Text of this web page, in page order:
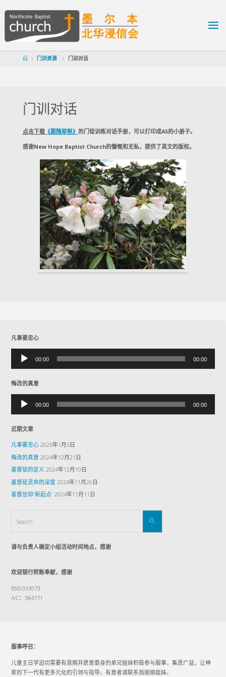
门训资源 门训对话
门训对话
点击下载《跟随耶稣》 的门徒训练对话手册，可以打印成A5的小册子。
感谢New Hope Baptist Church的慷慨和无私，提供了英文的版权。
凡事要忠心
放
00:00 00:00
悔改的真意
放
00:00 00:00
近期文章
凡事要忠心 2025年1月5日
悔改的真意 2024年12月21日
基督徒的定义 2024年12月10日
基督徒灵命的深度 2024年11月26日
基督信仰”新起点” 2024年11月11日
请与负责人确定小组活动时间地点，感谢
欢迎银行转账奉献，感谢
BSB:033073
A/C：384771
服事呼召：
儿童主日学迫切需要有恩赐并愿意委身的弟兄姐妹积极参与服事，集思广益，让神
家的下一代有更多元化的引领与指导。有意者请联系翁丽丽姐妹。